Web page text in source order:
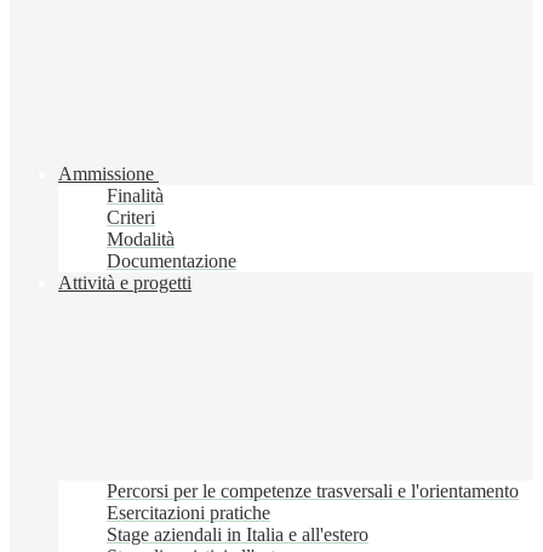
Ammissione
Finalità
Criteri
Modalità
Documentazione
Attività e progetti
Percorsi per le competenze trasversali e l'orientamento
Esercitazioni pratiche
Stage aziendali in Italia e all'estero